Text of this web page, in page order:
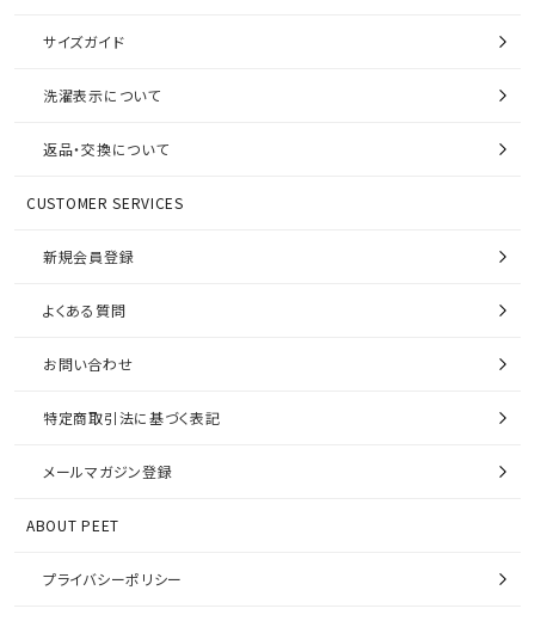
サイズガイド
洗濯表示について
返品・交換について
CUSTOMER SERVICES
新規会員登録
よくある質問
お問い合わせ
特定商取引法に基づく表記
メールマガジン登録
ABOUT PEET
プライバシーポリシー